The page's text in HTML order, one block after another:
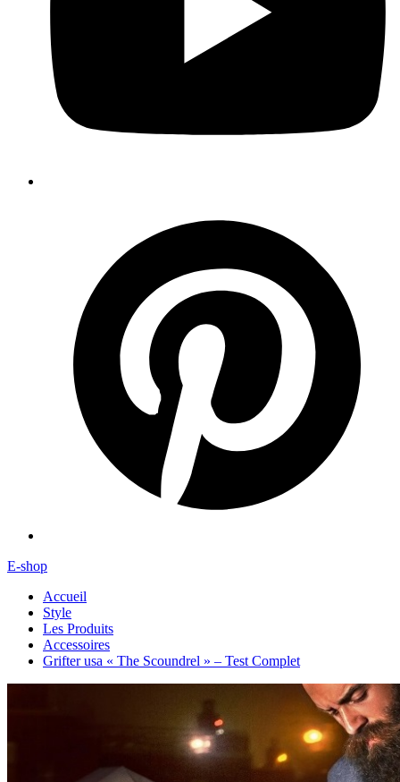
E-shop
Accueil
Style
Les Produits
Accessoires
Grifter usa « The Scoundrel » – Test Complet